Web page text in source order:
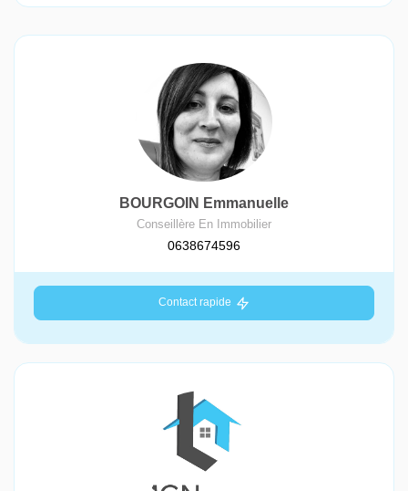
BOURGOIN Emmanuelle
Conseillère En Immobilier
0638674596
Contact rapide